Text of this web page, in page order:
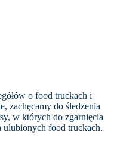
o food truckach i
zachęcamy do śledzenia
w których do zgarnięcia
ulubionych food truckach.